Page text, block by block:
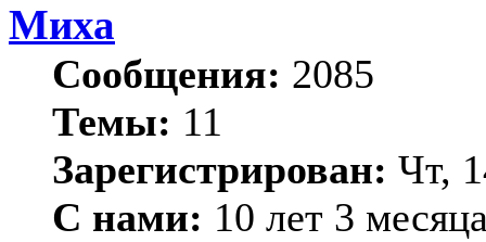
Миха
Сообщения: 2085
Темы: 11
Зарегистрирован: Чт,
С нами: 10 лет 3